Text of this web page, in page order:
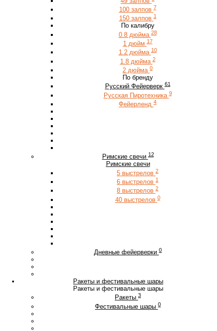
100 залпов 7
150 залпов 1
По калибру
0.8 дюйма 28
1 дюйм 17
1.2 дюйма 10
1.8 дюйма 2
2 дюйма 0
По бренду
Русский Фейерверк 61
Русская Пиротехника 9
Фейерленд 4
Римские свечи 12
Римские свечи
5 выстрелов 2
6 выстрелов 1
8 выстрелов 2
40 выстрелов 0
Дневные фейерверки 0
Ракеты и фестивальные шары
Ракеты и фестивальные шары
Ракеты 3
Фестивальные шары 0